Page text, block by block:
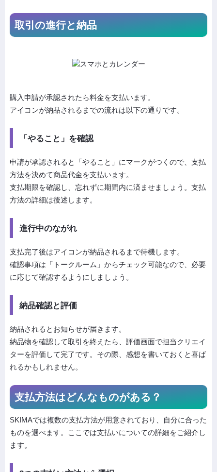
取引の進行と納品
購入申請が承認されたら料金を支払います。
アイコンが納品されるまでの流れは以下の通りです。
「やること」を確認
申請が承認されると「やること」にマークがつくので、支払
方法を決めて商品代金を支払います。
支払期限を確認し、忘れずに期間内に済ませましょう。支払
方法の詳細は後述します。
進行中のながれ
支払完了後はアイコンが納品されるまで待機します。
確認事項は「トークルーム」からチェック可能なので、必要
に応じて確認するようにしましょう。
納品確認と評価
納品されるとお知らせが届きます。
納品物を確認して取引を終えたら、評価画面で担当クリエイ
ターを評価して完了です。その際、感想を書いておくと喜ば
れるかもしれません。
支払方法はどんなものがある？
SKIMAでは複数の支払方法が用意されており、自分に合った
ものを選べます。ここでは支払いについての詳細をご紹介し
ます。